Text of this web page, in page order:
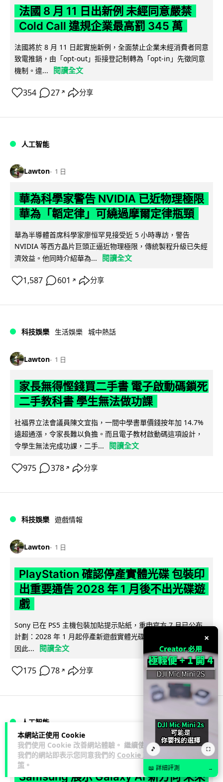
本網站正使用 Cookie
我們使用 Cookie 改善網站體驗。 繼續使用
我們的網站即表示您同意我們的 Cookie 政
策 。
法國 8 月 11 日出新例 未經同意嚴禁
Cold Call 違規企業最高罰 345 萬
法國將於 8 月 11 日起實施新例，全面禁止企業未經消費者同意
致電推銷，由「opt-out」拒接登記制轉為「opt-in」先徵同意
機制。違...
閱讀全文
354 27 ↗ 分享
人工智能
Lawton 1 日
華為科學家警告 NVIDIA 已近物理極限
華為「韜定律」可繞過摩爾定律瓶頸
華為半導體首席科學家廖恒罕見接受近 5 小時專訪，警告
NVIDIA 等西方晶片巨頭正逼近物理極限，傳統製程升級已失經
濟效益。他同時介紹華為...
閱讀全文
1,587 601 ↗ 分享
科技娛樂 生活娛樂 城中熱話
Lawton 1 日
家長無得慳錢買二手書 電子啟動碼鎖死
二手教科書 學生無法做功課
社福界立法會議員陳文宜指，一間中學書單價錢按年加 14.7%
遠超通漲，令家長難以負擔。而且電子教材啟動碼這項設計，
令學生無法完成功課，二手...
閱讀全文
975 378 ↗ 分享
科技娛樂 遊戲情報
Lawton 1 日
PlayStation 確認停產實體光碟 包裝印
出重要通告 2028 年 1 月後不出光碟遊
戲
Sony 已在 PS5 主機包裝加貼提示貼紙，重申官方 7 月已公布
計劃：2028 年 1 月起停產新遊戲實體光碟。分析師預期 PS6
因此...
閱讀全文
175 78 ↗ 分享
人工智能
Vin 1 日
Samsung 展示 Galaxy AI 新方向 未來
×
🎵 ⛶
📖 詳細評測 →